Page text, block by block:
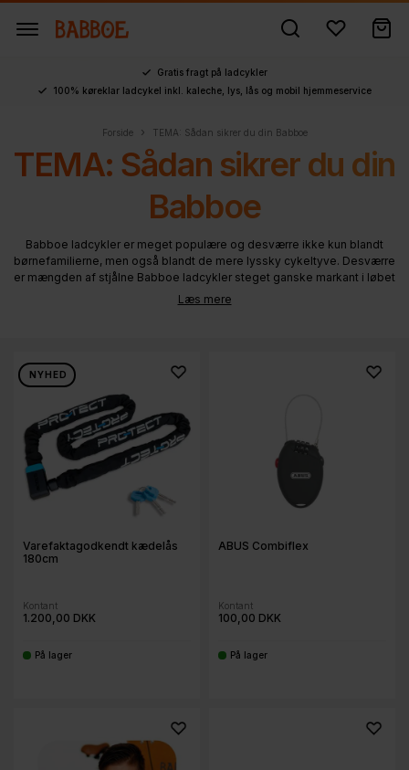
Gratis fragt på ladcykler
100% køreklar ladcykel inkl. kaleche, lys, lås og mobil hjemmeservice
Forside › TEMA: Sådan sikrer du din Babboe
TEMA: Sådan sikrer du din
Babboe
Babboe ladcykler er meget populære og desværre ikke kun blandt
børnefamilierne, men også blandt de mere lyssky cykeltyve. Desværre
er mængden af stjålne Babboe ladcykler steget ganske markant i løbet
af årene.
tilbyder vi mange forskellige produkter der kan sikre jeres ladcykel og
samtidig gøre livet træls for selv de mest erfarne og ambitiøse
Læs mere
NYHED
Varefaktagodkendt kædelås
180cm
Kontant
1.200,00 DKK
På lager
ABUS Combiflex
Kontant
100,00 DKK
På lager